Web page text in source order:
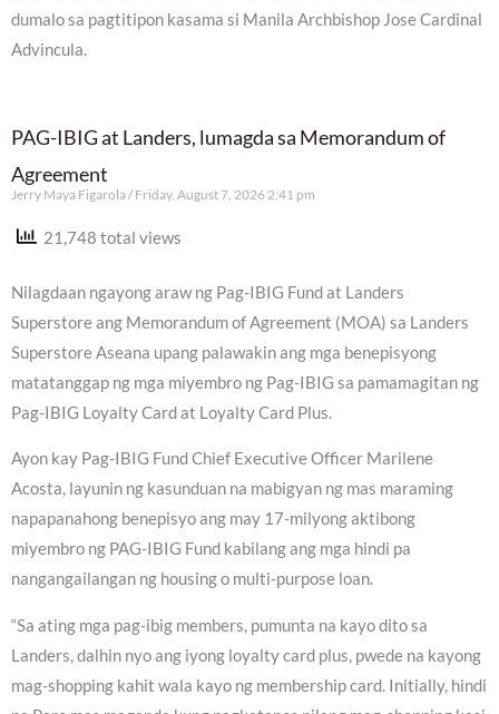
dumalo sa pagtitipon kasama si Manila Archbishop Jose Cardinal
Advincula.
PAG-IBIG at Landers, lumagda sa Memorandum of
Agreement
Jerry Maya Figarola Friday, August 7, 2026 2:41 pm
21,748 total views
Nilagdaan ngayong araw ng Pag-IBIG Fund at Landers
Superstore ang Memorandum of Agreement (MOA) sa Landers
Superstore Aseana upang palawakin ang mga benepisyong
matatanggap ng mga miyembro ng Pag-IBIG sa pamamagitan ng
Pag-IBIG Loyalty Card at Loyalty Card Plus.
Ayon kay Pag-IBIG Fund Chief Executive Officer Marilene
Acosta, layunin ng kasunduan na mabigyan ng mas maraming
napapanahong benepisyo ang may 17-milyong aktibong
miyembro ng PAG-IBIG Fund kabilang ang mga hindi pa
nangangailangan ng housing o multi-purpose loan.
“Sa ating mga pag-ibig members, pumunta na kayo dito sa
Landers, dalhin nyo ang iyong loyalty card plus, pwede na kayong
mag-shopping kahit wala kayo ng membership card. Initially, hindi